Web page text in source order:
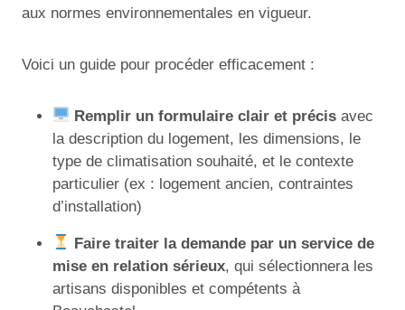
aux normes environnementales en vigueur.
Voici un guide pour procéder efficacement :
Remplir un formulaire clair et précis avec
la description du logement, les dimensions, le
type de climatisation souhaité, et le contexte
particulier (ex : logement ancien, contraintes
d’installation)
Faire traiter la demande par un service de
mise en relation sérieux, qui sélectionnera les
artisans disponibles et compétents à